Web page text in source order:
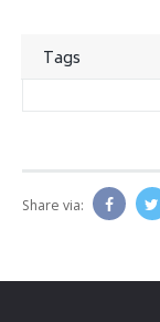
Tags
Share via: